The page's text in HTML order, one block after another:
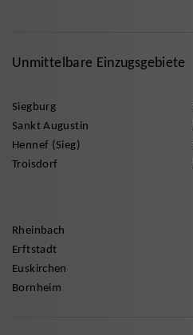
Unmittelbare Einzugsgebiete
Siegburg
Sankt Augustin
Hennef (Sieg)
Troisdorf
Rheinbach
Erftstadt
Euskirchen
Bornheim